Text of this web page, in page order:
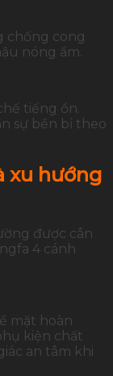
chống cong
nóng ẩm.
tiếng ồn.
sự bền bỉ theo
xu hướng
được cân
4 cánh
mặt hoàn
kiện chất
an tâm khi